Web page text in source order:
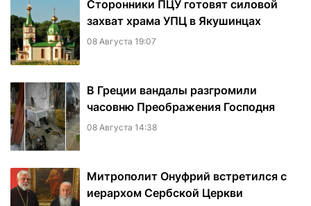
Сторонники ПЦУ готовят силовой
захват храма УПЦ в Якушинцах
08 Августа 19:07
В Греции вандалы разгромили
часовню Преображения Господня
08 Августа 14:38
Митрополит Онуфрий встретился с
иерархом Сербской Церкви